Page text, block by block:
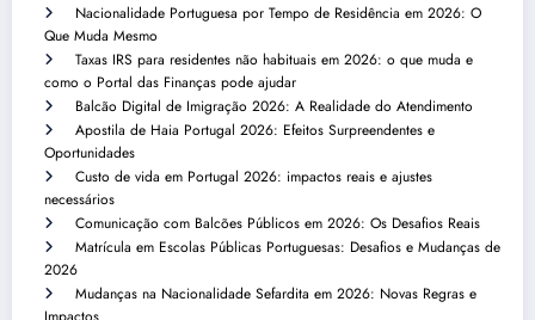
Nacionalidade Portuguesa por Tempo de Residência em 2026: O
Que Muda Mesmo
Taxas IRS para residentes não habituais em 2026: o que muda e
como o Portal das Finanças pode ajudar
Balcão Digital de Imigração 2026: A Realidade do Atendimento
Apostila de Haia Portugal 2026: Efeitos Surpreendentes e
Oportunidades
Custo de vida em Portugal 2026: impactos reais e ajustes
necessários
Comunicação com Balcões Públicos em 2026: Os Desafios Reais
Matrícula em Escolas Públicas Portuguesas: Desafios e Mudanças de
2026
Mudanças na Nacionalidade Sefardita em 2026: Novas Regras e